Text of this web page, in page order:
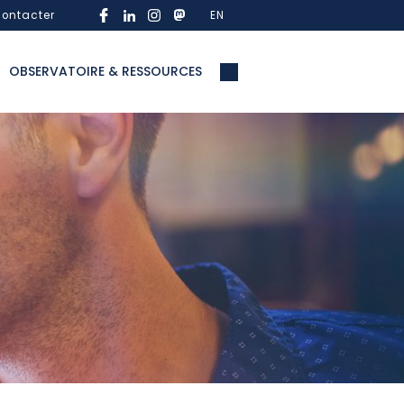
EN
OBSERVATOIRE & RESSOURCES